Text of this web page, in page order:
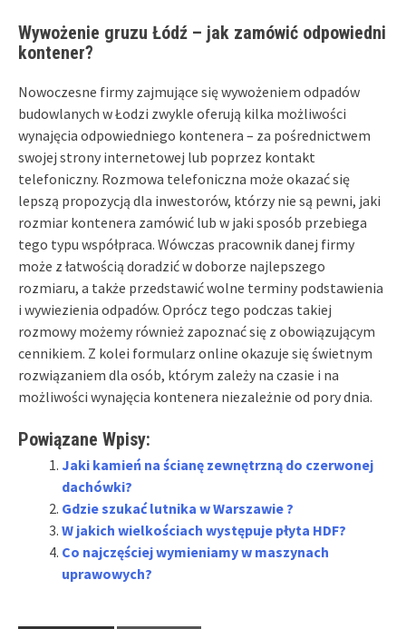
Wywożenie gruzu Łódź – jak zamówić odpowiedni
kontener?
Nowoczesne firmy zajmujące się wywożeniem odpadów
budowlanych w Łodzi zwykle oferują kilka możliwości
wynajęcia odpowiedniego kontenera – za pośrednictwem
swojej strony internetowej lub poprzez kontakt
telefoniczny. Rozmowa telefoniczna może okazać się
lepszą propozycją dla inwestorów, którzy nie są pewni, jaki
rozmiar kontenera zamówić lub w jaki sposób przebiega
tego typu współpraca. Wówczas pracownik danej firmy
może z łatwością doradzić w doborze najlepszego
rozmiaru, a także przedstawić wolne terminy podstawienia
i wywiezienia odpadów. Oprócz tego podczas takiej
rozmowy możemy również zapoznać się z obowiązującym
cennikiem. Z kolei formularz online okazuje się świetnym
rozwiązaniem dla osób, którym zależy na czasie i na
możliwości wynajęcia kontenera niezależnie od pory dnia.
Powiązane Wpisy:
Jaki kamień na ścianę zewnętrzną do czerwonej
dachówki?
Gdzie szukać lutnika w Warszawie ?
W jakich wielkościach występuje płyta HDF?
Co najczęściej wymieniamy w maszynach
uprawowych?